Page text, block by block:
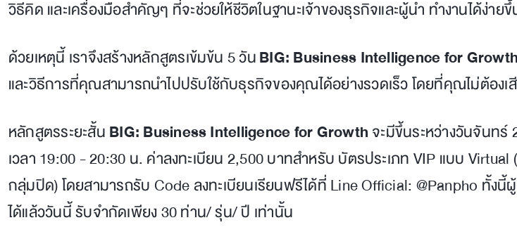
วิธีคิด และเครื่องมือสำคัญๆ ที่จะช่วยให้ชีวิตในฐานะเจ้าของธุรกิจและผู้นำ ทำงานได้ง่าย
ด้วยเหตุนี้ เราจึงสร้างหลักสูตรเข้มข้น 5 วันBIG: Business Intelligence for Growth
และวิธีการที่คุณสามารถนำไปปรับใช้กับธุรกิจของคุณได้อย่างรวดเร็ว โดยที่คุณไม่ต้องเ
หลักสูตรระยะสั้นBIG: Business Intelligence for Growthจะมีขึ้นระหว่างวันจันทร์
เวลา 19:00 - 20:30 น. ค่าลงทะเบียน 2,500 บาทสำหรับ บัตรประเภท VIP แบบ
กลุ่มปิด) โดยสามารถรับ Code ลงทะเบียนเรียนฟรีได้ที่ Line Official: @Panpho ทั้งนี้
ได้แล้ววันนี้ รับจำกัดเพียง 30 ท่าน/ รุ่น/ ปี เท่านั้น